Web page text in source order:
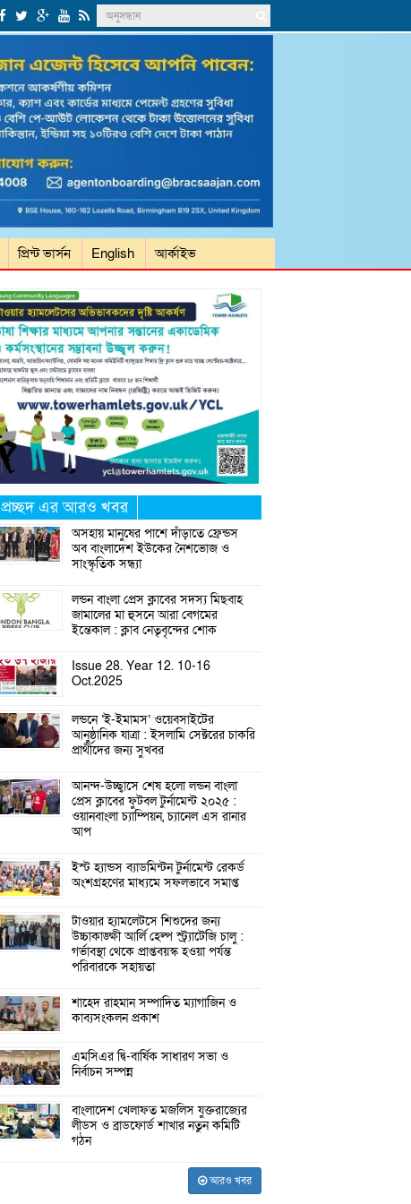
প্রিন্ট ভার্সন English আর্কাইভ
প্রচ্ছদ এর আরও খবর
অসহায় মানুষের পাশে দাঁড়াতে ফ্রেন্ডস
অব বাংলাদেশ ইউকের নৈশভোজ ও
সাংস্কৃতিক সন্ধ্যা
লন্ডন বাংলা প্রেস ক্লাবের সদস্য মিছবাহ
জামালের মা হুসনে আরা বেগমের
ইন্তেকাল : ক্লাব নেতৃবৃন্দের শোক
Issue 28. Year 12. 10-16
Oct.2025
লন্ডনে ‘ই-ইমামস’ ওয়েবসাইটের
আনুষ্ঠানিক যাত্রা : ইসলামি সেক্টরের চাকরি
প্রার্থীদের জন্য সুখবর
আনন্দ-উচ্ছ্বাসে শেষ হলো লন্ডন বাংলা
প্রেস ক্লাবের ফুটবল টুর্নামেন্ট ২০২৫ :
ওয়ানবাংলা চ্যাম্পিয়ন, চ্যানেল এস রানার
আপ
ইস্ট হ্যান্ডস ব্যাডমিন্টন টুর্নামেন্ট রেকর্ড
অংশগ্রহণের মাধ্যমে সফলভাবে সমাপ্ত
টাওয়ার হ্যামলেটসে শিশুদের জন্য
উচ্চাকাঙ্ক্ষী আর্লি হেল্প স্ট্র্যাটেজি চালু :
গর্ভাবস্থা থেকে প্রাপ্তবয়স্ক হওয়া পর্যন্ত
পরিবারকে সহায়তা
শাহেদ রাহমান সম্পাদিত ম্যাগাজিন ও
কাব্যসংকলন প্রকাশ
এমসিএর দ্বি-বার্ষিক সাধারণ সভা ও
নির্বাচন সম্পন্ন
বাংলাদেশ খেলাফত মজলিস যুক্তরাজ্যের
লীডস ও ব্রাডফোর্ড শাখার নতুন কমিটি
গঠন
আরও খবর